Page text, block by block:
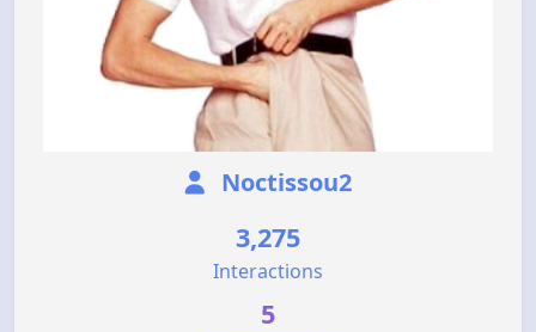
Noctissou2
3,275
Interactions
5